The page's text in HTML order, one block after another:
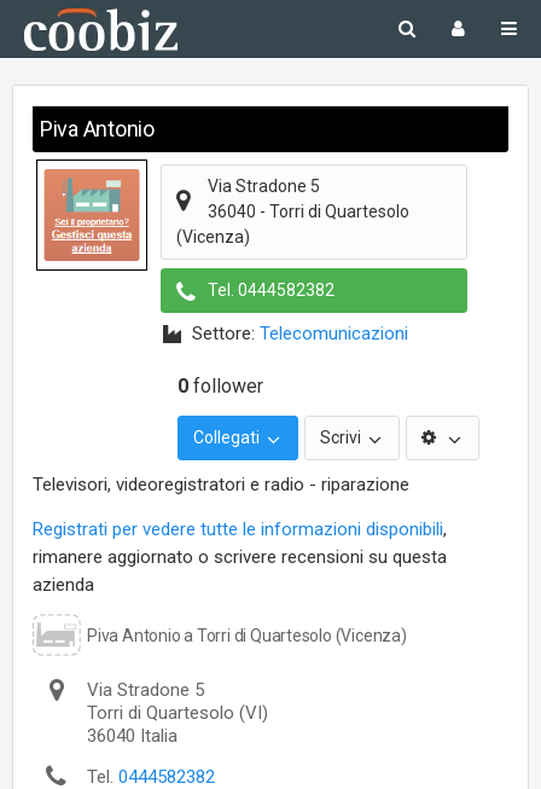
Piva Antonio
Via Stradone 5
36040 - Torri di Quartesolo
(Vicenza)
Tel. 0444582382
Settore: Telecomunicazioni
0 follower
Collegati Scrivi
Televisori, videoregistratori e radio - riparazione
Registrati per vedere tutte le informazioni disponibili,
rimanere aggiornato o scrivere recensioni su questa
azienda
Piva Antonio a Torri di Quartesolo (Vicenza)
Via Stradone 5
Torri di Quartesolo (VI)
36040 Italia
Tel. 0444582382